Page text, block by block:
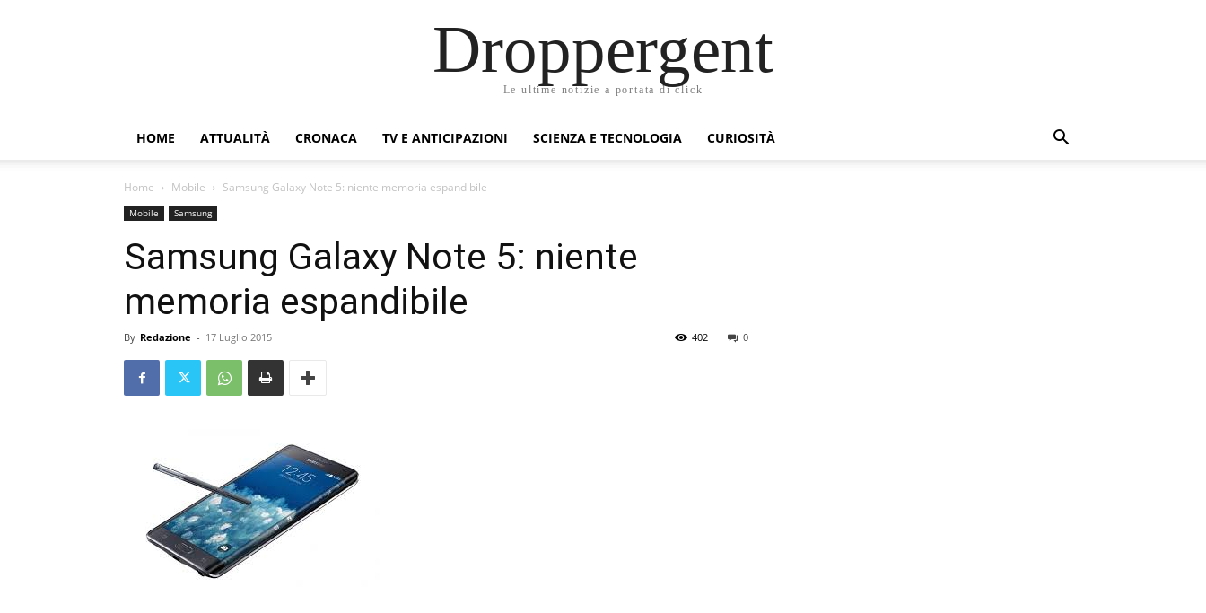
Droppergent
Le ultime notizie a portata di click
HOME ATTUALITÀ CRONACA TV E ANTICIPAZIONI SCIENZA E TECNOLOGIA CURIOSITÀ
Home Mobile Samsung Galaxy Note 5: niente memoria espandibile
Mobile Samsung
Samsung Galaxy Note 5: niente
memoria espandibile
By Redazione - 17 Luglio 2015 0
402